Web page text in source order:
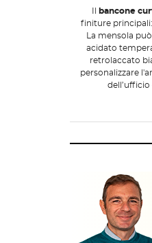
Con un ingombro
interni,
da ufficioo come
visitatori senza
può essere
lavorativi , pronto a
bancone
finiture
La mensola
acidato
retrolaccato
personalizzare
dell’ufficio